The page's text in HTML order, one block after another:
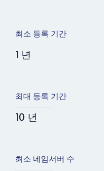
최소 등록 기간
1 년
최대 등록 기간
10 년
최소 네임서버 수